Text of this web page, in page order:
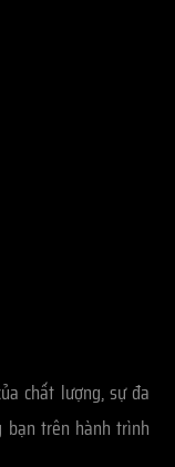
chất lượng, sự đa
bạn trên hành trình